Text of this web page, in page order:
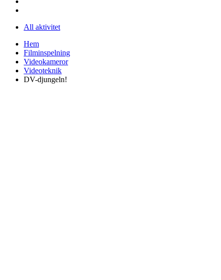
All aktivitet
Hem
Filminspelning
Videokameror
Videoteknik
DV-djungeln!